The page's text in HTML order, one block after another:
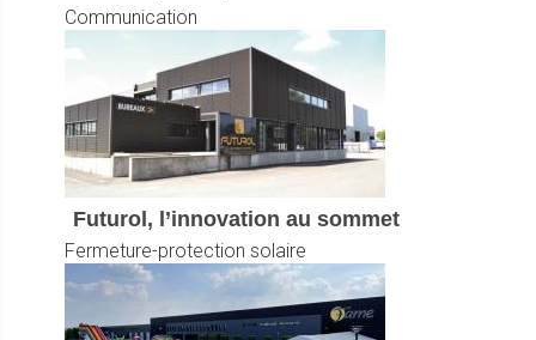
Communication
Futurol, l’innovation au sommet
Fermeture-protection solaire